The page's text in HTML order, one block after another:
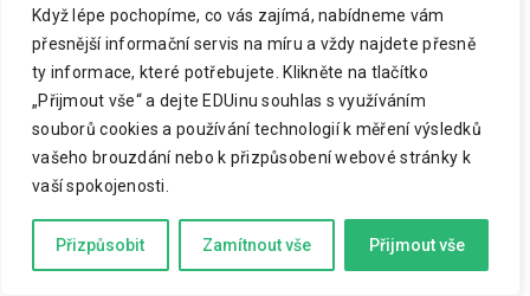
Když lépe pochopíme, co vás zajímá, nabídneme vám
přesnější informační servis na míru a vždy najdete přesně
ty informace, které potřebujete.
Klikněte na tlačítko
„Přijmout vše“ a dejte EDUinu souhlas s využíváním
souborů cookies a používání technologií k měření výsledků
vašeho brouzdání nebo k přizpůsobení webové stránky k
vaší spokojenosti.
Přizpůsobit Zamítnout vše Přijmout vše